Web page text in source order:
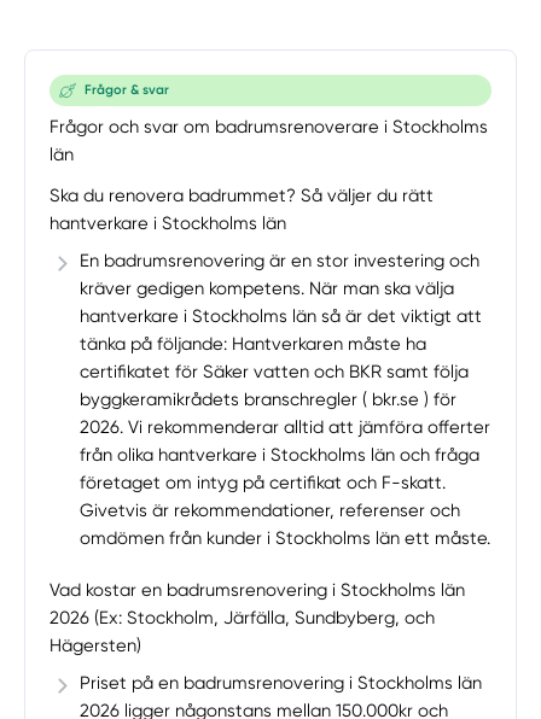
Manuellt Få hjälp
Välj tillvägagångssätt
Frågor & svar
Frågor och svar om badrumsrenoverare i Stockholms
län
Ska du renovera badrummet? Så väljer du rätt
hantverkare i Stockholms län
En badrumsrenovering är en stor investering och
kräver gedigen kompetens. När man ska välja
hantverkare i Stockholms län så är det viktigt att
tänka på följande: Hantverkaren måste ha
certifikatet för Säker vatten och BKR samt följa
byggkeramikrådets branschregler ( bkr.se ) för
2026. Vi rekommenderar alltid att jämföra offerter
från olika hantverkare i Stockholms län och fråga
företaget om intyg på certifikat och F-skatt.
Givetvis är rekommendationer, referenser och
omdömen från kunder i Stockholms län ett måste.
Vad kostar en badrumsrenovering i Stockholms län
2026 (Ex: Stockholm, Järfälla, Sundbyberg, och
Hägersten)
Priset på en badrumsrenovering i Stockholms län
2026 ligger någonstans mellan 150.000kr och